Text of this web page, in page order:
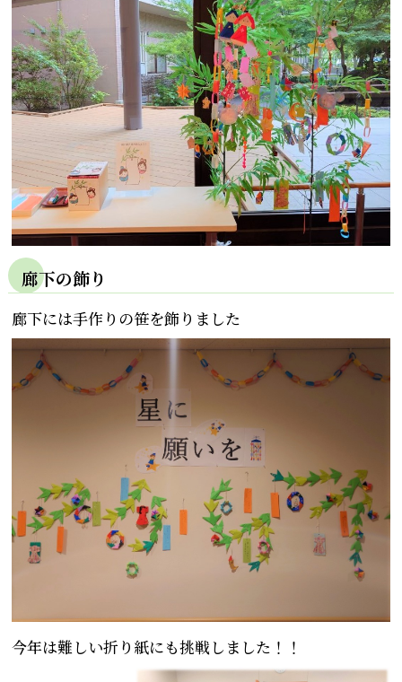
廊下の飾り
廊下には手作りの笹を飾りました
今年は難しい折り紙にも挑戦しました！！